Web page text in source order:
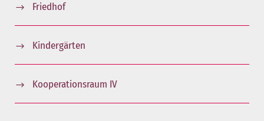
Friedhof
Kindergärten
Kooperationsraum IV